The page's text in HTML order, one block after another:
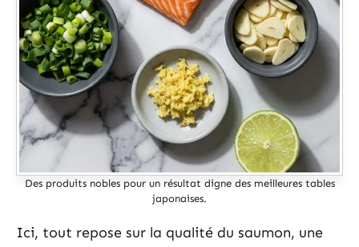
Des produits nobles pour un résultat digne des meilleures tables
japonaises.
Ici, tout repose sur la qualité du saumon, une